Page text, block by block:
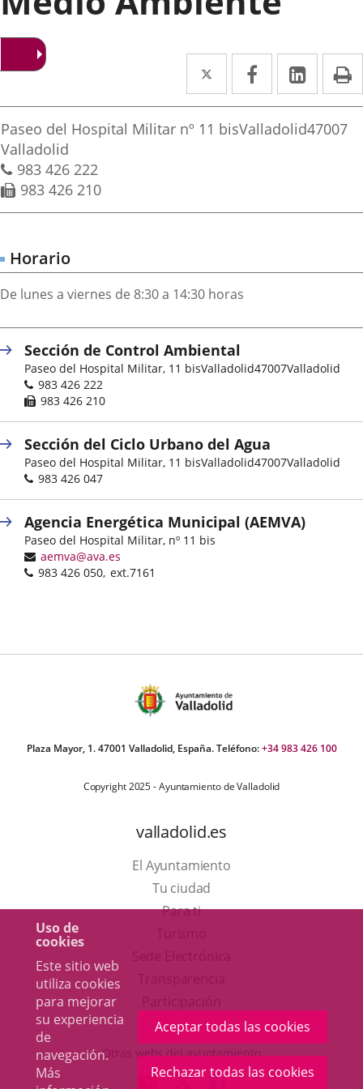
Uso de
cookies
Este sitio web
utiliza cookies
para mejorar
su experiencia
de
navegación.
Más
Aceptar todas las cookies
Rechazar todas las cookies
Twitter
Enlace
a
una
Facebook
Enlace
a
una
Enlace
a
una
Dirección
postal
Paseo del Hospital Militar nº 11 bisValladolid47007
Valladolid
Teléfonos
983 426 222
Fax
983 426 210
Horario
De lunes a viernes de 8:30 a 14:30 horas
Sección de Control Ambiental
Dirección
postal
Paseo del Hospital Militar, 11 bisValladolid47007Valladolid
Teléfonos
983 426 222
Fax
983 426 210
Sección del Ciclo Urbano del Agua
Dirección
postal
Paseo del Hospital Militar, 11 bisValladolid47007Valladolid
Teléfonos
983 426 047
Agencia Energética Municipal (AEMVA)
Dirección
postal
Paseo del Hospital Militar, nº 11 bis
Dirección
de
aemva@ava.es
Teléfonos
983 426 050 ext.7161
Plaza Mayor, 1. 47001 Valladolid, España. Teléfono:+34 983 426 100
Copyright 2025 - Ayuntamiento de Valladolid
valladolid.es
El Ayuntamiento
Tu ciudad
Para ti
en
una
ventana
aplicación
externa.
Otras webs del ayuntamiento
ENLACEENLACEENLACE